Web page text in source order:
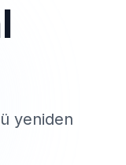
yeniden